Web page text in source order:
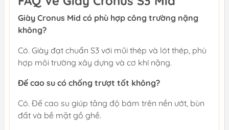
Giày Cronus Mid có phù hợp công trường nặng
không?
Có. Giày đạt chuẩn S3 với mũi thép và lót thép, phù
hợp môi trường xây dựng và cơ khí nặng.
Đế cao su có chống trượt tốt không?
Có. Đế cao su giúp tăng độ bám trên nền ướt, bùn
đất và bề mặt gồ ghề.